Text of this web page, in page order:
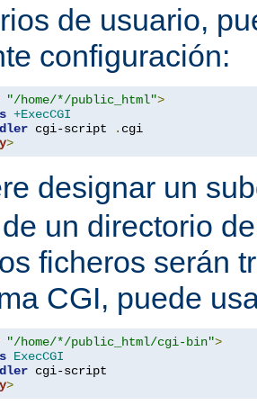
de usuario,
configuración:
"/home/*/public_html">
+ExecCGI
cgi-script .
>
designar un
un directorio
ficheros serán
CGI, puede
"/home/*/public_html/cgi-bin">
ExecCGI
>